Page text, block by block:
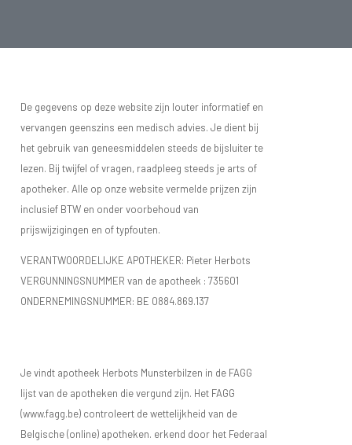
De gegevens op deze website zijn louter informatief en
vervangen geenszins een medisch advies. Je dient bij
het gebruik van geneesmiddelen steeds de bijsluiter te
lezen. Bij twijfel of vragen, raadpleeg steeds je arts of
apotheker. Alle op onze website vermelde prijzen zijn
inclusief BTW en onder voorbehoud van
prijswijzigingen en of typfouten.
VERANTWOORDELIJKE APOTHEKER: Pieter Herbots
VERGUNNINGSNUMMER van de apotheek : 735601
ONDERNEMINGSNUMMER: BE 0884.869.137
Je vindt apotheek Herbots Munsterbilzen in de FAGG
lijst van de apotheken die vergund zijn. Het FAGG
(www.fagg.be) controleert de wettelijkheid van de
Belgische (online) apotheken. erkend door het Federaal